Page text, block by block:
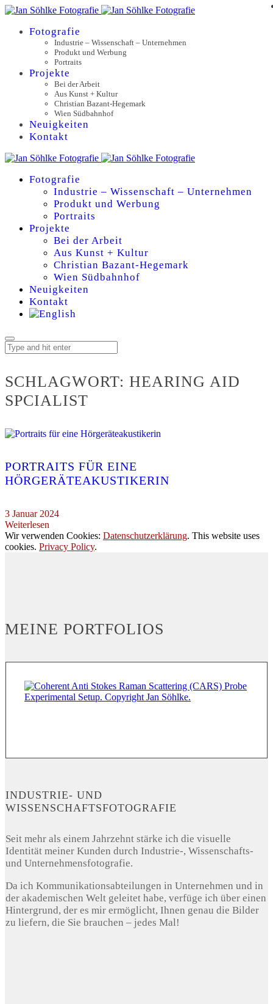
Fotografie
Industrie – Wissenschaft – Unternehmen
Produkt und Werbung
Portraits
Projekte
Bei der Arbeit
Aus Kunst + Kultur
Christian Bazant-Hegemark
Wien Südbahnhof
Neuigkeiten
Kontakt
Fotografie
Industrie – Wissenschaft – Unternehmen
Produkt und Werbung
Portraits
Projekte
Bei der Arbeit
Aus Kunst + Kultur
Christian Bazant-Hegemark
Wien Südbahnhof
Neuigkeiten
Kontakt
SCHLAGWORT: HEARING AID
SPCIALIST
PORTRAITS FÜR EINE
HÖRGERÄTEAKUSTIKERIN
3 Januar 2024
Weiterlesen
Wir verwenden Cookies: Datenschutzerklärung. This website uses
cookies. Privacy Policy.
MEINE PORTFOLIOS
INDUSTRIE- UND
WISSENSCHAFTSFOTOGRAFIE
Seit mehr als einem Jahrzehnt stärke ich die visuelle
Identität meiner Kunden durch Industrie-, Wissenschafts-
und Unternehmensfotografie.
Da ich Kommunikationsabteilungen in Unternehmen und in
der akademischen Welt geleitet habe, verfüge ich über einen
Hintergrund, der es mir ermöglicht, Ihnen genau die Bilder
zu liefern, die Sie brauchen – jedes Mal!